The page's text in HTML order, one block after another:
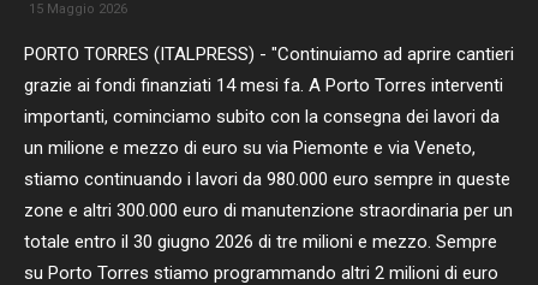
15 Maggio 2026
PORTO TORRES (ITALPRESS) - "Continuiamo ad aprire cantieri
grazie ai fondi finanziati 14 mesi fa. A Porto Torres interventi
importanti, cominciamo subito con la consegna dei lavori da
un milione e mezzo di euro su via Piemonte e via Veneto,
stiamo continuando i lavori da 980.000 euro sempre in queste
zone e altri 300.000 euro di manutenzione straordinaria per un
totale entro il 30 giugno 2026 di tre milioni e mezzo. Sempre
su Porto Torres stiamo programmando altri 2 milioni di euro